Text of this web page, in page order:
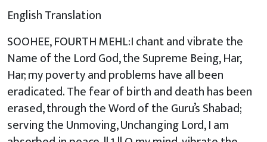
English Translation
SOOHEE, FOURTH MEHL:I chant and vibrate the
Name of the Lord God, the Supreme Being, Har,
Har; my poverty and problems have all been
eradicated. The fear of birth and death has been
erased, through the Word of the Guru’s Shabad;
serving the Unmoving, Unchanging Lord, I am